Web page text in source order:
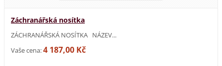
Záchranářská nosítka
ZÁCHRANÁŘSKÁ NOSÍTKA NÁZEV...
Vaše cena:4 187,00 Kč